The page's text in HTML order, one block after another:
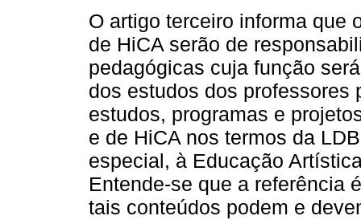
O artigo terceiro informa que
de HiCA serão de
pedagógicas cuja função
dos estudos dos professores
estudos, programas e
e de HiCA nos termos da
especial, à Educação
Entende-se que a referência
tais conteúdos podem e